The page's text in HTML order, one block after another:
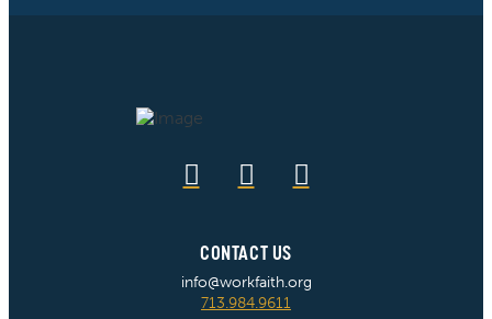
CONTACT US
info@workfaith.org
713.984.9611